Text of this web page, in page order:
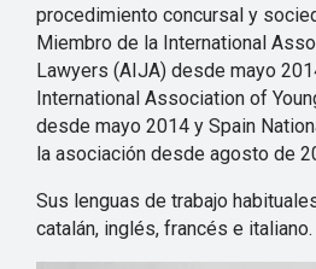
procedimiento concursal y
Miembro de la International
Lawyers (AIJA) desde mayo
International Association of
desde mayo 2014 y Spain
la asociación desde agosto de
Sus lenguas de trabajo
catalán, inglés, francés e italiano.